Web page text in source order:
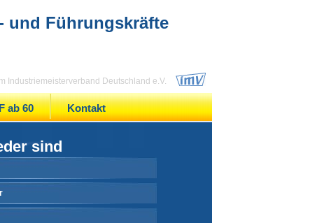
und Führungskräfte
Industriemeisterverband Deutschland e.V.
ab 60 Kontakt
sind